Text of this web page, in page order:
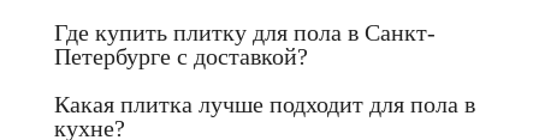
Где купить плитку для пола в Санкт-
Петербурге с доставкой?
Какая плитка лучше подходит для пола в
кухне?